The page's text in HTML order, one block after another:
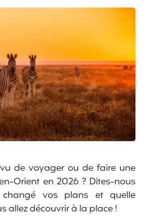
de voyager ou de faire une
Orient en 2026 ? Dites-nous
vos plans et quelle
allez découvrir à la place !